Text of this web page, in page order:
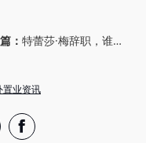
： 特蕾莎·梅辞职，谁来继续解决脱欧问题？
置业资讯